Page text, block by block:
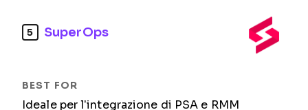
5 SuperOps
Ideale per l’integrazione di PSA e RMM